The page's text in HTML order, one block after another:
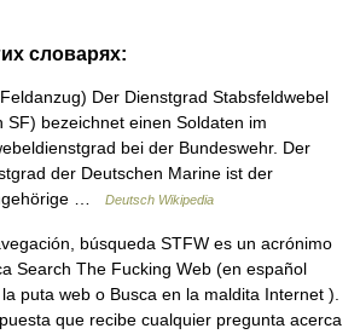
словарях:
Der Dienstgrad Stabsfeldwebel
SF) bezeichnet einen Soldaten im
bei der Bundeswehr. Der
der Deutschen Marine ist der
…
Deutsch Wikipedia
búsqueda STFW es un acrónimo
Search The Fucking Web (en español
puta web o Busca en la maldita Internet ).
que recibe cualquier pregunta acerca